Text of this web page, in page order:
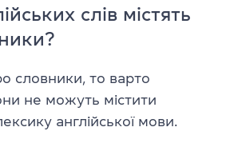
слів містять
словники, то варто
не можуть містити
англійської мови.